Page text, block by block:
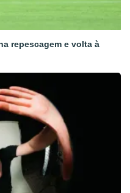
repescagem e volta à